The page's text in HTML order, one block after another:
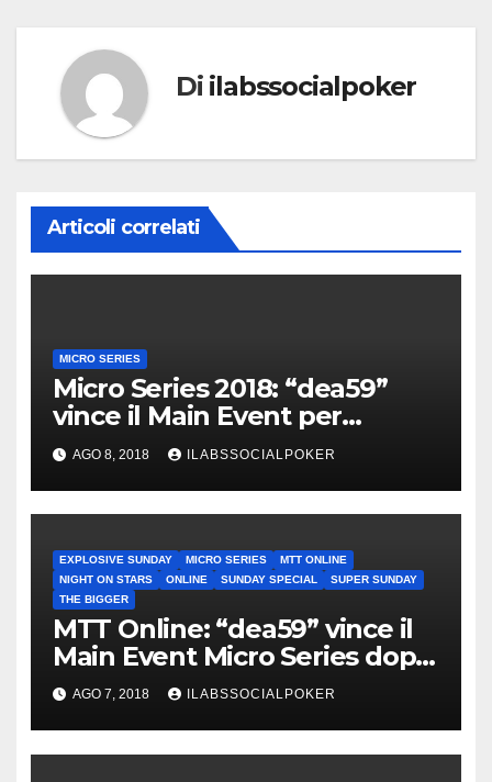
Di ilabssocialpoker
Articoli correlati
MICRO SERIES
Micro Series 2018: “dea59”
vince il Main Event per
€20.364. I numeri finali della
Serie
AGO 8, 2018 ILABSSOCIALPOKER
EXPLOSIVE SUNDAY MICRO SERIES
MTT ONLINE
NIGHT ON STARS
ONLINE SUNDAY SPECIAL
SUPER SUNDAY
THE BIGGER
MTT Online: “dea59” vince il
Main Event Micro Series dopo
un deal a 3
AGO 7, 2018 ILABSSOCIALPOKER